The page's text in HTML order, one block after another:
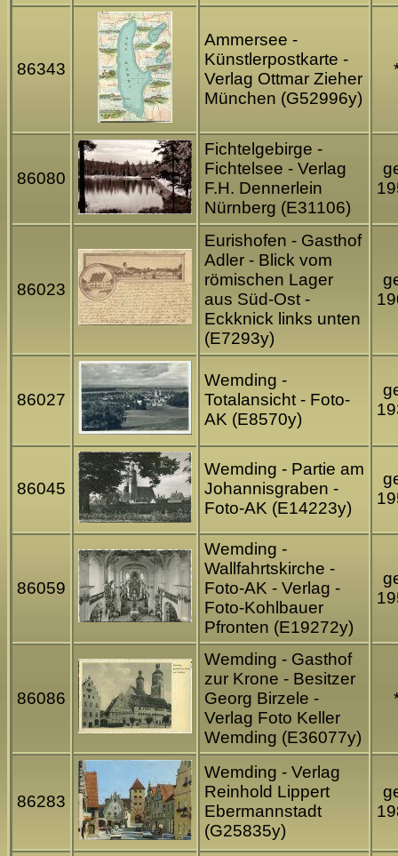
86343
Ammersee -
Künstlerpostkarte -
Verlag Ottmar Zieher
München (G52996y)
86080
Fichtelgebirge -
Fichtelsee - Verlag
F.H. Dennerlein
Nürnberg (E31106)
86023
Eurishofen - Gasthof
Adler - Blick vom
römischen Lager
aus Süd-Ost -
Eckknick links unten
(E7293y)
86027
Wemding -
Totalansicht - Foto-
AK (E8570y)
86045
Wemding - Partie am
Johannisgraben -
Foto-AK (E14223y)
86059
Wemding -
Wallfahrtskirche -
Foto-AK - Verlag -
Foto-Kohlbauer
Pfronten (E19272y)
86086
Wemding - Gasthof
zur Krone - Besitzer
Georg Birzele -
Verlag Foto Keller
Wemding (E36077y)
86283
Wemding - Verlag
Reinhold Lippert
Ebermannstadt
(G25835y)